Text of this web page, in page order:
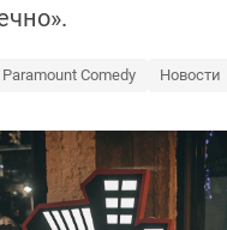
Paramount Comedy Новости